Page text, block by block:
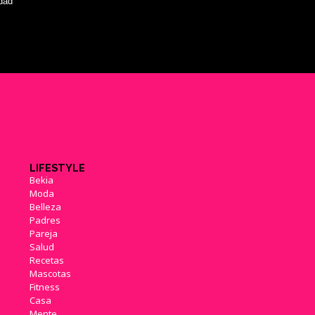
LIFESTYLE
Bekia
Moda
Belleza
Padres
Pareja
Salud
Recetas
Mascotas
Fitness
Casa